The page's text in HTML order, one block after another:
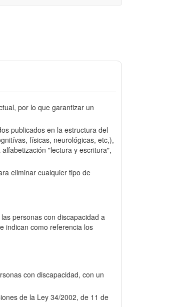
por lo que garantizar un
publicados en la estructura del
físicas, neurológicas, etc,),
"lectura y escritura",
eliminar cualquier tipo de
personas con discapacidad a
indican como referencia los
con discapacidad, con un
de la Ley 34/2002, de 11 de